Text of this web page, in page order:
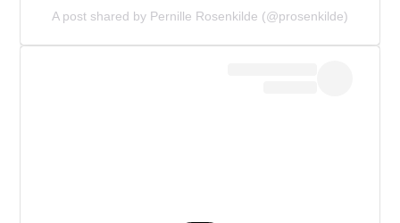
A post shared by Pernille Rosenkilde (@prosenkilde)